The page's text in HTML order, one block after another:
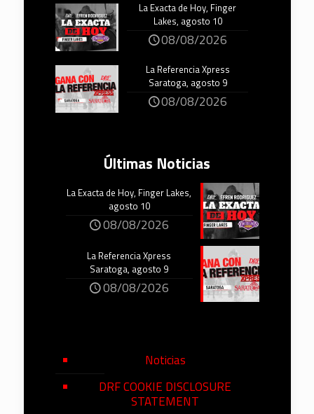
La Exacta de Hoy, Finger
Lakes, agosto 10
08/08/2026
La Referencia Xpress
Saratoga, agosto 9
08/08/2026
Últimas Noticias
La Exacta de Hoy, Finger Lakes,
agosto 10
08/08/2026
La Referencia Xpress
Saratoga, agosto 9
08/08/2026
Noticias
DRF COOKIE DISCLOSURE
STATEMENT